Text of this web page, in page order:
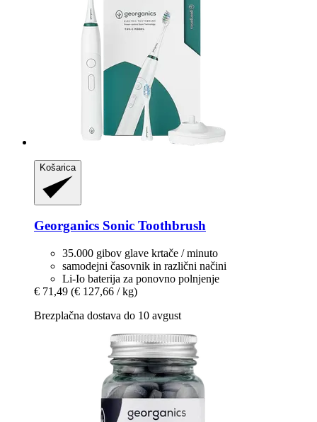
Košarica
Georganics Sonic Toothbrush
35.000 gibov glave krtače / minuto
samodejni časovnik in različni načini
Li-Io baterija za ponovno polnjenje
€ 71,49 (€ 127,66 / kg)
Brezplačna dostava do 10 avgust